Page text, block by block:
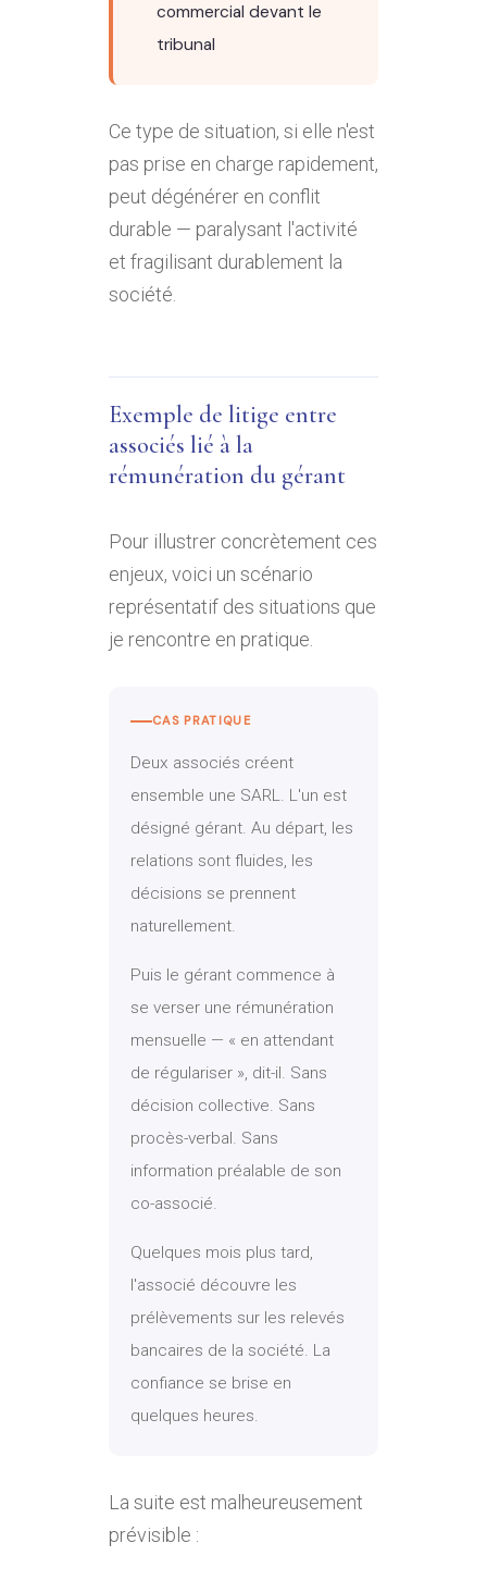
commercial devant le
tribunal
Ce type de situation, si elle n'est
pas prise en charge rapidement,
peut dégénérer en conflit
durable — paralysant l'activité
et fragilisant durablement la
société.
Exemple de litige entre
associés lié à la
rémunération du gérant
Pour illustrer concrètement ces
enjeux, voici un scénario
représentatif des situations que
je rencontre en pratique.
CAS PRATIQUE
Deux associés créent
ensemble une SARL. L'un est
désigné gérant. Au départ, les
relations sont fluides, les
décisions se prennent
naturellement.
Puis le gérant commence à
se verser une rémunération
mensuelle — « en attendant
de régulariser », dit-il. Sans
décision collective. Sans
procès-verbal. Sans
information préalable de son
co-associé.
Quelques mois plus tard,
l'associé découvre les
prélèvements sur les relevés
bancaires de la société. La
confiance se brise en
quelques heures.
La suite est malheureusement
prévisible :